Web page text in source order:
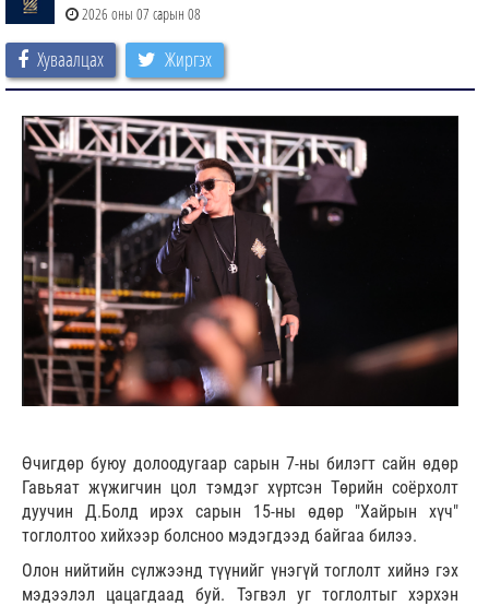
2026 оны 07 сарын 08
Хуваалцах Жиргэх
Өчигдөр буюу долоодугаар сарын 7-ны билэгт сайн өдөр
Гавьяат жүжигчин цол тэмдэг хүртсэн Төрийн соёрхолт
дуучин Д.Болд ирэх сарын 15-ны өдөр "Хайрын хүч"
тоглолтоо хийхээр болсноо мэдэгдээд байгаа билээ.
Олон нийтийн сүлжээнд түүнийг үнэгүй тоглолт хийнэ гэх
мэдээлэл цацагдаад буй. Тэгвэл уг тоглолтыг хэрхэн